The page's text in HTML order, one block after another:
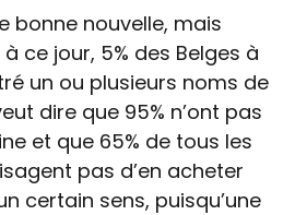
bonne nouvelle, mais
ce jour, 5% des Belges à
un ou plusieurs noms de
dire que 95% n’ont pas
et que 65% de tous les
pas d’en acheter
certain sens, puisqu’une